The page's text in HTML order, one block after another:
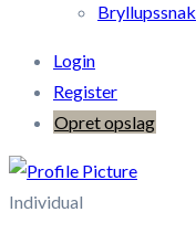
Bryllupssnak
Login
Register
Opret opslag
Individual